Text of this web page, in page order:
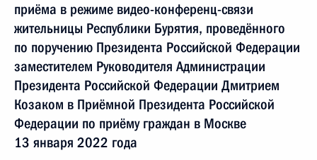
приёма в режиме видео-конференц-связи
жительницы Республики Бурятия, проведённого
по поручению Президента Российской Федерации
заместителем Руководителя Администрации
Президента Российской Федерации Дмитрием
Козаком в Приёмной Президента Российской
Федерации по приёму граждан в Москве
13 января 2022 года